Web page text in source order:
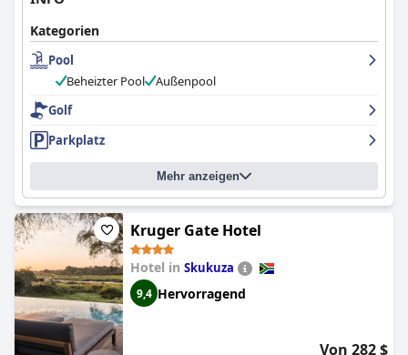
ausgezeichnete Lage, das freundliche Personal, das hochwertige
Frühstück und die ansprechenden Außenanlagen unterstrichen
wird.
Kategorien
Pool
Beheizter Pool
Außenpool
Golf
Parkplatz
Mehr anzeigen
Kruger Gate Hotel
Hotel in Skukuza
9,4 Hervorragend
Von 282 $